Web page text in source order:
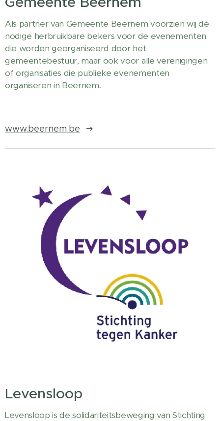
Als partner van Gemeente Beernem voorzien wij de
nodige herbruikbare bekers voor de evenementen
die worden georganiseerd door het
gemeentebestuur, maar ook voor alle verenigingen
of organisaties die publieke evenementen
organiseren in Beernem.
www.beernem.be
Levensloop
Levensloop is de solidariteitsbeweging van Stichting